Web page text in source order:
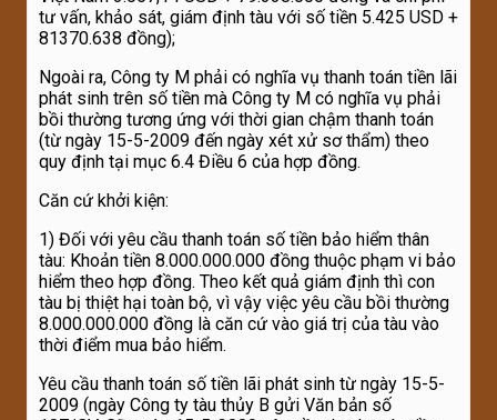
tư vấn, khảo sát, giám định tàu với số tiền 5.425 USD +
81370.638 đồng);
Ngoài ra, Công ty M phải có nghĩa vụ thanh toán tiền lãi
phát sinh trên số tiền mà Công ty M có nghĩa vụ phải
bồi thường tương ứng với thời gian chậm thanh toán
(từ ngày 15-5-2009 đến ngày xét xử sơ thẩm) theo
quy định tại mục 6.4 Điều 6 của hợp đồng.
Căn cứ khởi kiện:
1) Đối với yêu cầu thanh toán số tiền bảo hiểm thân
tàu: Khoản tiền 8.000.000.000 đồng thuộc phạm vi bảo
hiểm theo hợp đồng. Theo kết quả giám định thì con
tàu bị thiệt hại toàn bộ, vì vậy việc yêu cầu bồi thường
8.000.000.000 đồng là căn cứ vào giá trị của tàu vào
thời điểm mua bảo hiểm.
Yêu cầu thanh toán số tiền lãi phát sinh từ ngày 15-5-
2009 (ngày Công ty tàu thủy B gửi Văn bản số